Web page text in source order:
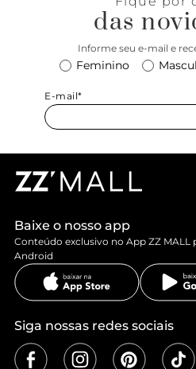
das
Informe seu e-mail e
Feminino
E-mail*
Baixe o nosso app
Conteúdo exclusivo no App ZZ MALL
Android
Siga nossas redes sociais